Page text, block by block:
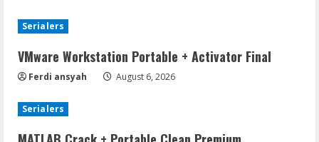
Serialers
VMware Workstation Portable + Activator Final
Ferdi ansyah August 6, 2026
Serialers